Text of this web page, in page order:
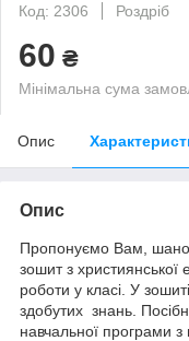
Код: 2306
Роздріб
60 ₴
Мінімальна сума
Опис
Опис
Пропонуємо Вам
зошит з християнської
роботи у класі У зошиті
здобутих знань
навчальної програми з